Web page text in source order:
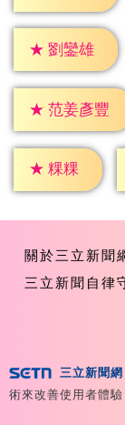
★ 劉鑾雄
★ 范姜彥豐
★ 粿粿
關於三立新聞
三立新聞自律
Copyright
Reserved 版權
三立新聞網
術來改善使用者體